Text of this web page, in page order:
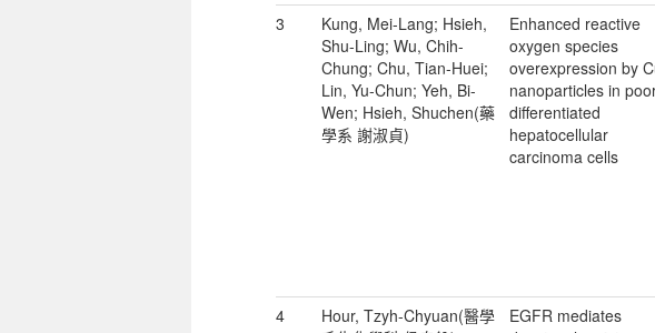
3
Kung, Mei-Lang; Hsieh,
Shu-Ling; Wu, Chih-
Chung; Chu, Tian-Huei;
Lin, Yu-Chun; Yeh, Bi-
Wen; Hsieh, Shuchen(藥
學系 謝淑貞)
Enhanced reactive
oxygen species
overexpression by
nanoparticles in
differentiated
hepatocellular
carcinoma cells
4
Hour, Tzyh-Chyuan(醫學
EGFR mediates